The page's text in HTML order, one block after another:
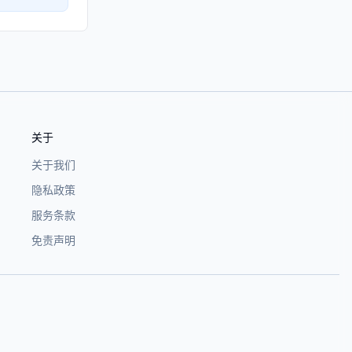
关于
关于我们
隐私政策
服务条款
免责声明